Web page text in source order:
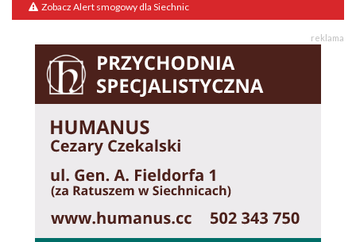
Zobacz Alert smogowy dla Siechnic
reklama